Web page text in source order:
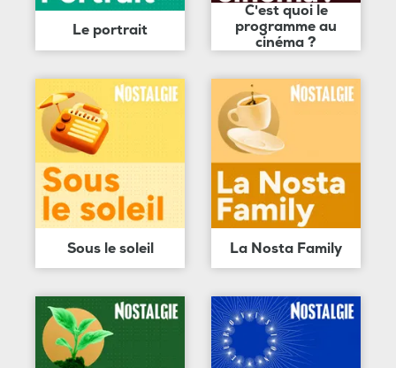
Le portrait
C'est quoi le
programme au
cinéma ?
Sous le soleil La Nosta Family